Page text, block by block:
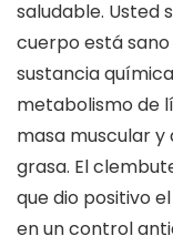
saludable. Usted
cuerpo está
sustancia
metabolismo de
masa muscular y
grasa. El
que dio positivo
en un control